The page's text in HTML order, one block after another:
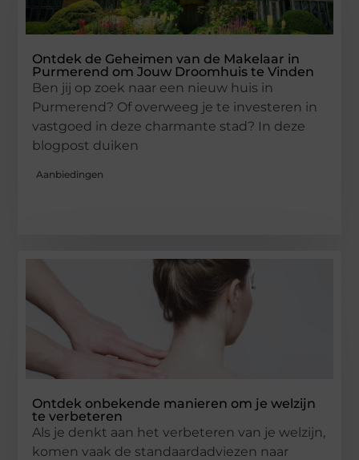
Ontdek de Geheimen van de Makelaar in
Purmerend om Jouw Droomhuis te Vinden
Ben jij op zoek naar een nieuw huis in
Purmerend? Of overweeg je te investeren in
vastgoed in deze charmante stad? In deze
blogpost duiken
Aanbiedingen
Ontdek onbekende manieren om je welzijn
te verbeteren
Als je denkt aan het verbeteren van je welzijn,
komen vaak de standaardadviezen naar